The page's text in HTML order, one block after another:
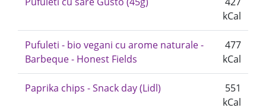
kCal
Pufuleti - bio vegani cu arome naturale -
Barbeque - Honest Fields
477
kCal
Paprika chips - Snack day (Lidl)
551
kCal